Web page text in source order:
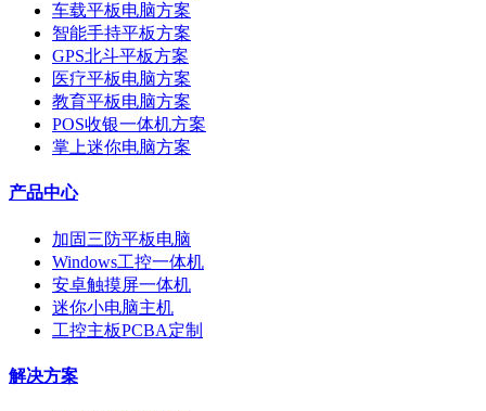
车载平板电脑方案
智能手持平板方案
GPS北斗平板方案
医疗平板电脑方案
教育平板电脑方案
POS收银一体机方案
掌上迷你电脑方案
产品中心
加固三防平板电脑
Windows工控一体机
安卓触摸屏一体机
迷你小电脑主机
工控主板PCBA定制
解决方案